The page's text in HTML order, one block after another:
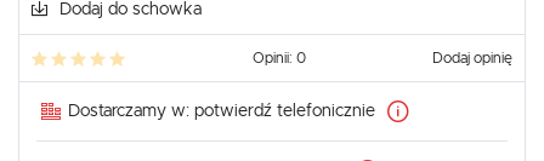
Dodaj do schowka
Opinii: 0 Dodaj opinię
Dostarczamy w: potwierdź telefonicznie